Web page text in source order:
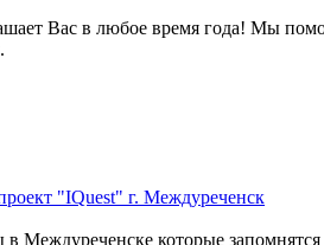
Вас в любое время года! Мы
"IQuest" г. Междуреченск
в Междуреченске которые